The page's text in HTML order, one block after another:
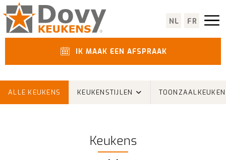
NL FR
IK MAAK EEN AFSPRAAK
ALLE KEUKENS KEUKENSTIJLEN
Keukens